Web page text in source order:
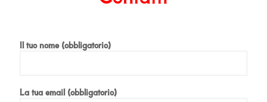
Il tuo nome (obbligatorio)
La tua email (obbligatorio)